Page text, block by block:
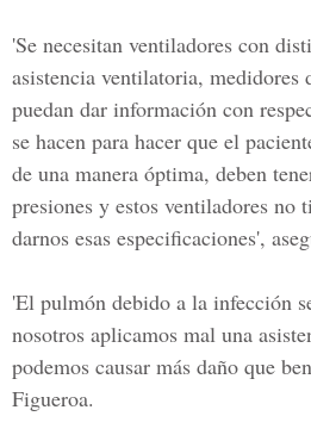
'Se necesitan ventiladores con
asistencia ventilatoria,
puedan dar información con
se hacen para hacer que el
de una manera óptima, deben
presiones y estos ventiladores no
darnos esas especificaciones',
'El pulmón debido a la infección
nosotros aplicamos mal una
podemos causar más daño que
Figueroa.